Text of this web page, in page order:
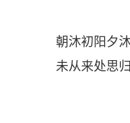
朝沐初阳夕
未从来处思